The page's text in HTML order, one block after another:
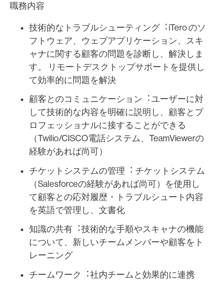
職務内容
技術的なトラブルシューティング︓iTero のソ
フトウェア、ウェブアプリケーション、スキ
ャナに関する顧客の問題を診断し、解決しま
す。 リモートデスクトップサポートを提供し
て効率的に問題を解決
顧客とのコミュニケーション︓ユーザーに対
して技術的な内容を明確に説明し、顧客とプ
ロフェッショナルに接することができる
（Twilio/CISCO電話システム、TeamViewerの
経験があれば尚可）
チケットシステムの管理︓ チケットシステム
（Salesforceの経験があれば尚可）を使用し
て顧客との応対履歴・トラブルシュート内容
を英語で管理し、文書化
知識の共有︓技術的な手順やスキャナの機能
について、新しいチームメンバーや顧客をト
レーニング
チームワーク︓社内チームと効果的に連携